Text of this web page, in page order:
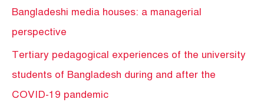
Bangladeshi media houses: a managerial
perspective
Tertiary pedagogical experiences of the university
students of Bangladesh during and after the
COVID-19 pandemic